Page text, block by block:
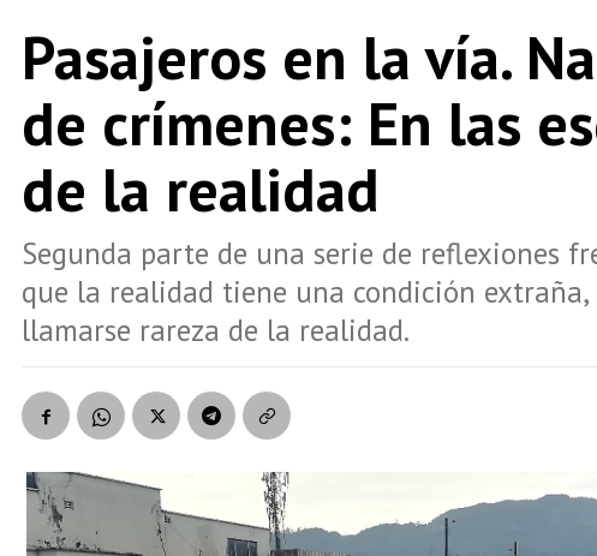
Pasajeros en la vía.
de crímenes: En las
de la realidad
Segunda parte de una serie de reflexiones
que la realidad tiene una condición
llamarse rareza de la realidad.